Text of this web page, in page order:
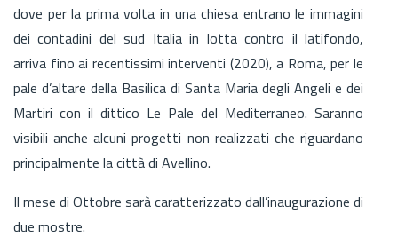
dove per la prima volta in una chiesa entrano le immagini
dei contadini del sud Italia in lotta contro il latifondo,
arriva fino ai recentissimi interventi (2020), a Roma, per le
pale d’altare della Basilica di Santa Maria degli Angeli e dei
Martiri con il dittico Le Pale del Mediterraneo. Saranno
visibili anche alcuni progetti non realizzati che riguardano
principalmente la città di Avellino.
Il mese di Ottobre sarà caratterizzato dall’inaugurazione di
due mostre.